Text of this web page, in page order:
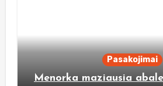
Pasakojimai
Menorka maziausia